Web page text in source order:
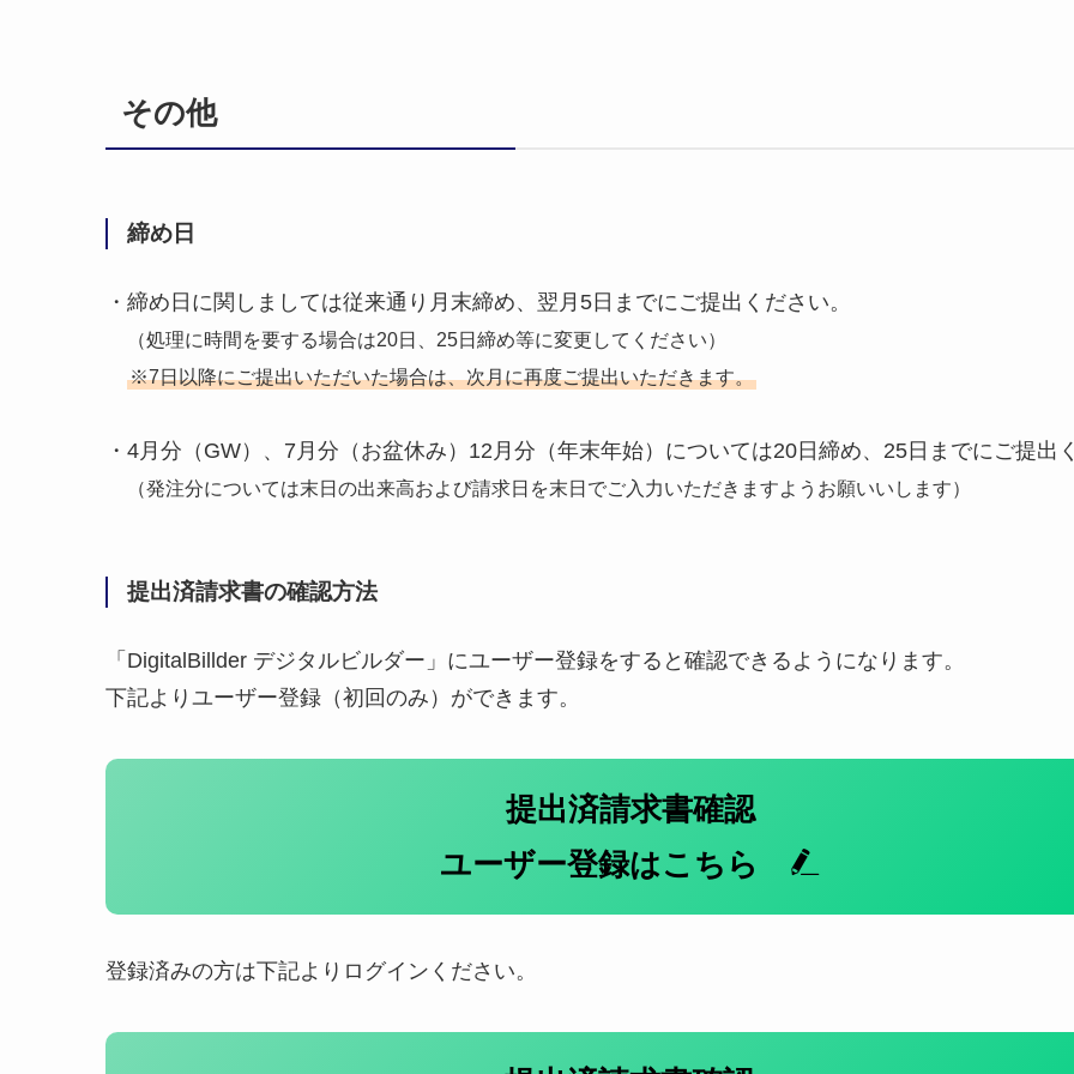
その他
締め日
・締め日に関しましては従来通り月末締め、翌月5日までにご提出ください。
（処理に時間を要する場合は20日、25日締め等に変更してください）
※7日以降にご提出いただいた場合は、次月に再度ご提出いただきます。
・4月分（GW）、7月分（お盆休み）12月分（年末年始）については20日締め、25日までにご提出
（発注分については末日の出来高および請求日を末日でご入力いただきますようお願いいします）
提出済請求書の確認方法
「DigitalBillder デジタルビルダー」にユーザー登録をすると確認できるようになります。
下記よりユーザー登録（初回のみ）ができます。
提出済請求書確認
ユーザー登録はこちら
登録済みの方は下記よりログインください。